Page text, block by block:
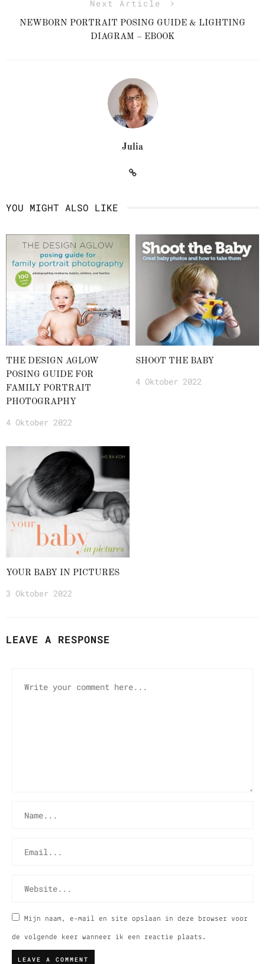
Next Article
NEWBORN PORTRAIT POSING GUIDE & LIGHTING
DIAGRAM – EBOOK
Julia
YOU MIGHT ALSO LIKE
THE DESIGN AGLOW
POSING GUIDE FOR
FAMILY PORTRAIT
PHOTOGRAPHY
4 Oktober 2022
SHOOT THE BABY
4 Oktober 2022
YOUR BABY IN PICTURES
3 Oktober 2022
LEAVE A RESPONSE
Mijn naam, e-mail en site opslaan in deze browser voor
de volgende keer wanneer ik een reactie plaats.